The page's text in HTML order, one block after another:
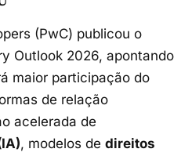
Outlook 2026, apontando
maior participação do
de relação
acelerada de
, modelos dedireitos